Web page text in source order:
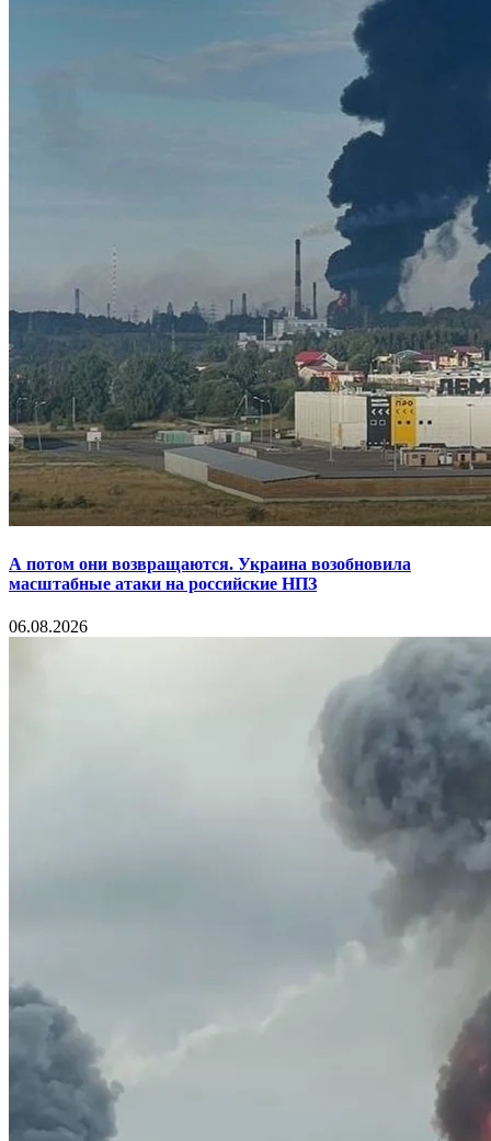
А потом они возвращаются. Украина возобновила
масштабные атаки на российские НПЗ
06.08.2026